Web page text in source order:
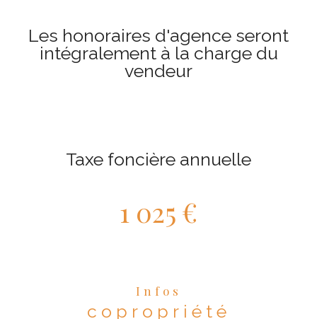
Les honoraires d'agence seront
intégralement à la charge du
vendeur
Taxe foncière annuelle
1 025 €
Infos
copropriété